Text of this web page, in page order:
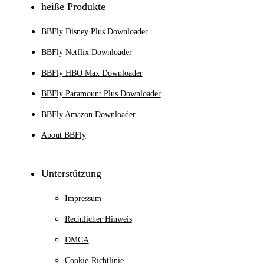
heiße Produkte
BBFly Disney Plus Downloader
BBFly Netflix Downloader
BBFly HBO Max Downloader
BBFly Paramount Plus Downloader
BBFly Amazon Downloader
About BBFly
Unterstützung
Impressum
Rechtlicher Hinweis
DMCA
Cookie-Richtlinie